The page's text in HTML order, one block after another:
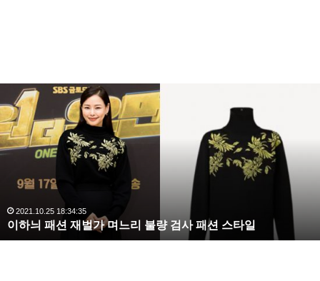
하
늬
패
션
며
느
리
2021.10.25 18:34:35
이하늬 패션 재벌가 며느리 불량 검사 패션 스타일